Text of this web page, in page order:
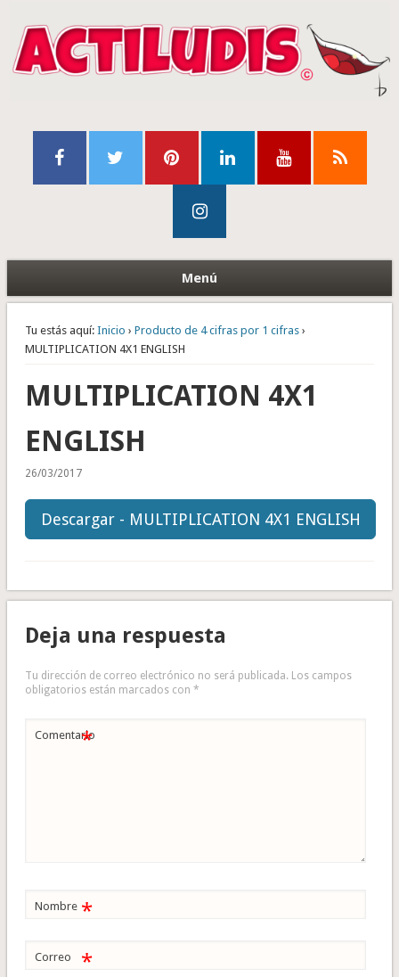
Menú
Tu estás aquí: Inicio › Producto de 4 cifras por 1 cifras›
MULTIPLICATION 4X1 ENGLISH
MULTIPLICATION 4X1
ENGLISH
26/03/2017
Descargar - MULTIPLICATION 4X1 ENGLISH
Deja una respuesta
Tu dirección de correo electrónico no será publicada. Los campos
obligatorios están marcados con *
Comentario
*
Nombre *
Correo *